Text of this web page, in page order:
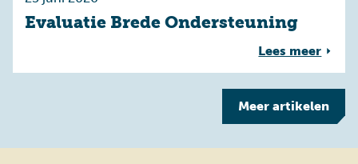
Evaluatie Brede Ondersteuning
Lees meer
Meerartikelen